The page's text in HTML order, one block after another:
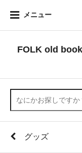
メニュー
FOLK old
グッズ